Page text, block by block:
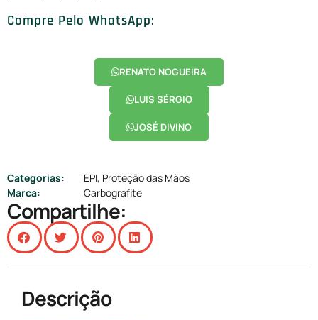
Compre Pelo WhatsApp:
RENATO NOGUEIRA
LUIS SÉRGIO
JOSÉ DIVINO
Categorias: EPI, Proteção das Mãos
Marca:
Carbografite
Compartilhe:
Descrição